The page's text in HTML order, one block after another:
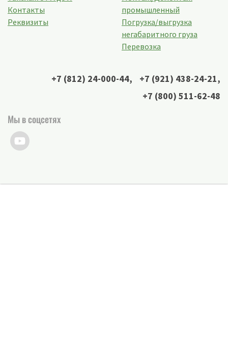
Контакты
Реквизиты
промышленный
Погрузка/выгрузка
негабаритного груза
Перевозка
+7 (812) 24-000-44, +7 (921) 438-24-21,
+7 (800) 511-62-48
Мы в соцсетях